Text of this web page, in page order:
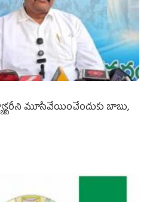
మూసివేయించేందుకు బాబు,